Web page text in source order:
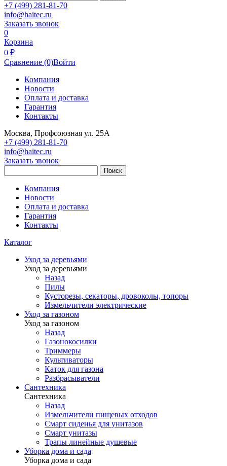
+7 (499) 281-81-70
info@haitec.ru
Заказать звонок
0
Корзина
0 ₽
Сравнение (0)Войти
Компания
Новости
Оплата и доставка
Гарантия
Контакты
Москва, Профсоюзная ул. 25А
+7 (499) 281-81-70
info@haitec.ru
Заказать звонок
Поиск
Компания
Новости
Оплата и доставка
Гарантия
Контакты
Каталог
Уход за деревьями
Уход за деревьями
Назад
Пилы
Кусторезы, секаторы, дровоколы, топоры
Измельчители электрические
Уход за газоном
Уход за газоном
Назад
Газонокосилки
Триммеры
Культиваторы
Каток для газона
Разбрасыватели
Сантехника
Сантехника
Назад
Измельчители пищевых отходов
Смарт сиденья для унитазов
Смарт унитазы
Трапы линейные душевые
Уборка дома и сада
Уборка дома и сада